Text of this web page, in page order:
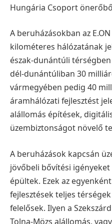
Hungária Csoport
A beruházásokban az
kilométeres hálózatának
észak-dunántúli
dél-dunántúliban 30
vármegyében pedig 40
áramhálózati fejlesztést
alállomás építések,
üzembiztonságot növelő
A beruházások kapcsán
jövőbeli bővítési
épültek. Ezek az
fejlesztések teljes
felelősek. Ilyen a
Tolna-Mözs alállomás,